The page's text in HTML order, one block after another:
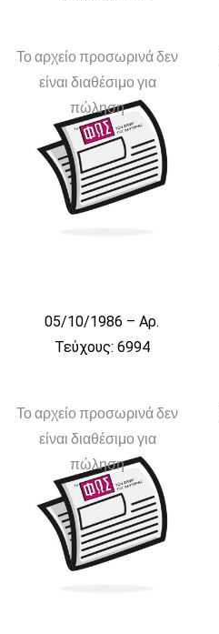
Το αρχείο προσωρινά δεν
είναι διαθέσιμο για
πώληση
05/10/1986 – Αρ.
Τεύχους: 6994
Το αρχείο προσωρινά δεν
είναι διαθέσιμο για
πώληση